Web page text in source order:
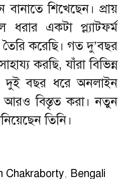
শিখেছেন। প্রায়
একটা প্ল্যাটফর্ম
তৈরি করেছি। গত দু’বছর
করছি, যাঁরা বিভিন্ন
দুই বছর ধরে অনলাইন
আরও বিস্তৃত করা। নতুন
তিনি।
Chakraborty, Bengali